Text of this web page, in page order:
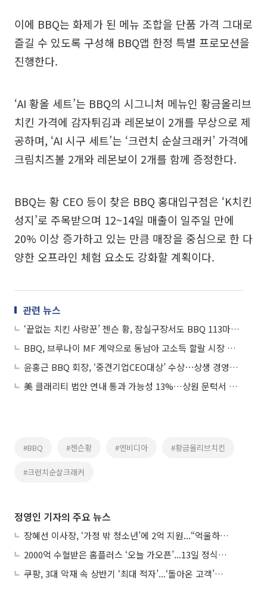
이에 BBQ는 화제가 된 메뉴 조합을 단품 가격 그대로
즐길 수 있도록 구성해 BBQ앱 한정 특별 프로모션을
진행한다.
‘AI 황올 세트’는 BBQ의 시그니처 메뉴인 황금올리브
치킨 가격에 감자튀김과 레몬보이 2개를 무상으로 제
공하며, ‘AI 시구 세트’는 ‘크런치 순살크래커’ 가격에
크림치즈볼 2개와 레몬보이 2개를 함께 증정한다.
BBQ는 황 CEO 등이 찾은 BBQ 홍대입구점은 ‘K치킨
성지’로 주목받으며 12~14일 매출이 일주일 만에
20% 이상 증가하고 있는 만큼 매장을 중심으로 한 다
양한 오프라인 체험 요소도 강화할 계획이다.
관련 뉴스
‘끝없는 치킨 사랑꾼’ 젠슨 황, 잠실구장서도 BBQ 113마리 주문 ‘치맥 즐겼다’
BBQ, 브루나이 MF 계약으로 동남아 고소득 할랄 시장 확대
윤홍근 BBQ 회장, ‘중견기업CEO대상’ 수상⋯상생 경영ㆍK치킨 세계화 공로
美 클래리티 법안 연내 통과 가능성 13%…상원 문턱서 제동
#BBQ #젠슨황 #엔비디아 #황금올리브치킨
#크런치순살크래커
정영인 기자의 주요 뉴스
장혜선 이사장, ‘가정 밖 청소년’에 2억 지원...“억울하고 아파도 단단해지길”
2000억 수혈받은 홈플러스 ‘오늘 가오픈’...13일 정식 개장 시험대
쿠팡, 3대 악재 속 상반기 ‘최대 적자’...‘돌아온 고객’에 수익성 반등 주목